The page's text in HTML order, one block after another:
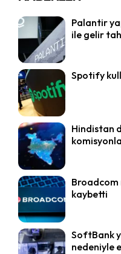
Palantir
ile gelir
Spotify
Hindistan
Broadcom
kaybetti
SoftBank
nedeniyle